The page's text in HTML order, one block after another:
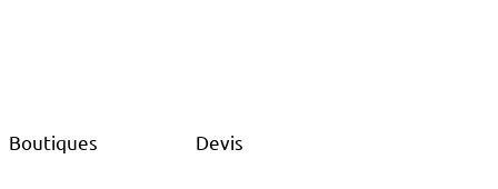
Boutiques Devis